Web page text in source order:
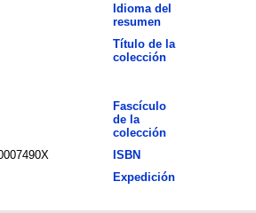
Idioma del
resumen
Título de la
colección
Fascículo
de la
colección
ISBN
Expedición